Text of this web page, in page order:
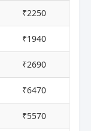
₹2250
₹1940
₹2690
₹6470
₹5570